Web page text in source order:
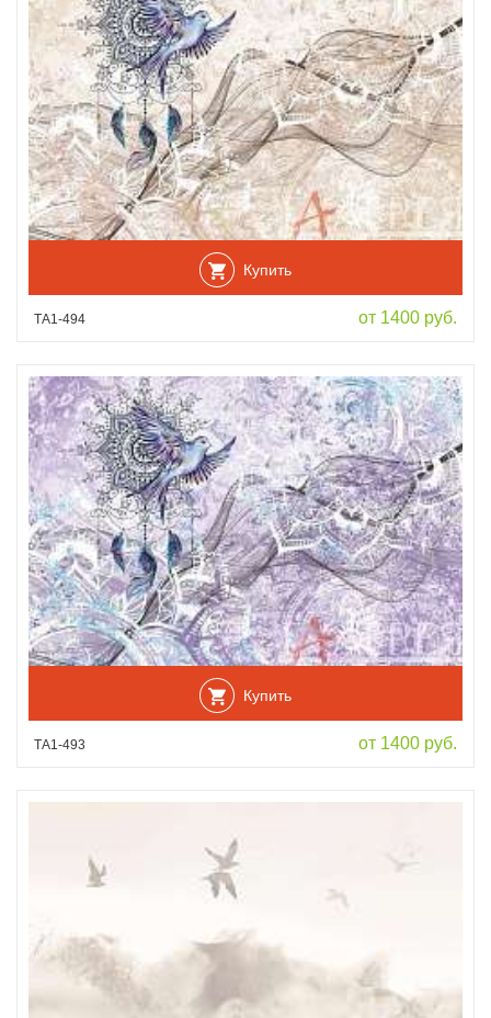
Купить
ТА1-494 от 1400 руб.
Купить
ТА1-493 от 1400 руб.